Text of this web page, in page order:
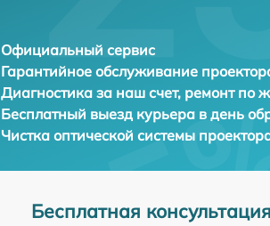
Официальный сервис
Гарантийное обслуживание
Диагностика за наш счет, ремонт по
Бесплатный выезд курьера в день
Чистка оптической системы
Бесплатная